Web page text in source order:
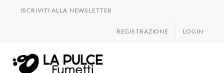
ISCRIVITI ALLA NEWSLETTER
REGISTRAZIONE LOGIN